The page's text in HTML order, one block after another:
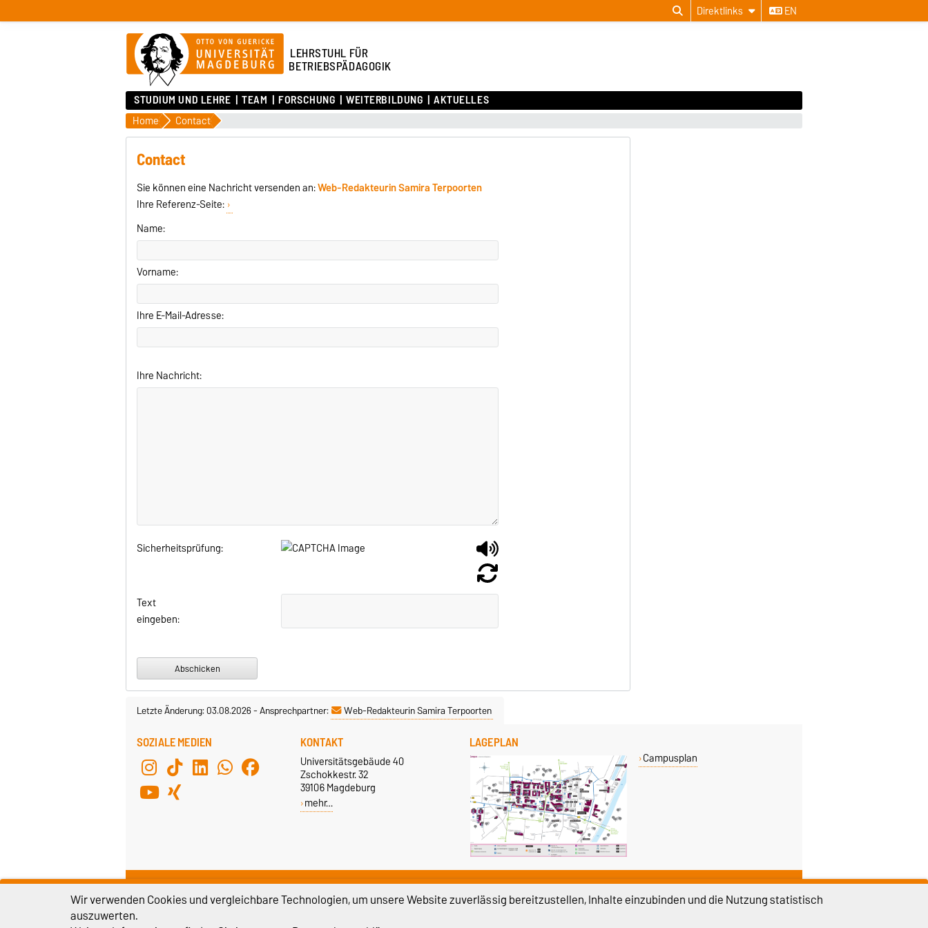
Direktlinks EN
LEHRSTUHL FÜR
BETRIEBSPÄDAGOGIK
STUDIUM UND LEHRE TEAM FORSCHUNG WEITERBILDUNG AKTUELLES
Home Contact
Contact
Sie können eine Nachricht versenden an:Web-Redakteurin Samira Terpoorten
Ihre Referenz-Seite:
Name:
Vorname:
Ihre E-Mail-Adresse:
Ihre Nachricht:
Sicherheitsprüfung:
Text
eingeben:
Letzte Änderung: 03.08.2026-Ansprechpartner: Web-Redakteurin Samira Terpoorten
SOZIALE MEDIEN KONTAKT
Universitätsgebäude 40
Zschokkestr. 32
39106 Magdeburg
mehr…
LAGEPLAN
Campusplan
HAUSANSCHRIFT
39106 Magdeburg
RUND UMS STUDIUM
Campus Service Center
DIESE SEITE
Wir verwenden Cookies und vergleichbare Technologien, um unsere Website zuverlässig bereitzustellen, Inhalte einzubinden und die Nutzung statistisch
auszuwerten.